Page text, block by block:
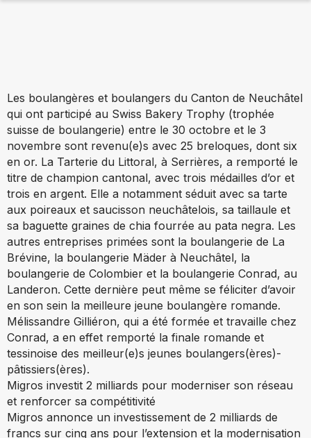
Les boulangères et boulangers du Canton de Neuchâtel
qui ont participé au Swiss Bakery Trophy (trophée
suisse de boulangerie) entre le 30 octobre et le 3
novembre sont revenu(e)s avec 25 breloques, dont six
en or. La Tarterie du Littoral, à Serrières, a remporté le
titre de champion cantonal, avec trois médailles d’or et
trois en argent. Elle a notamment séduit avec sa tarte
aux poireaux et saucisson neuchâtelois, sa taillaule et
sa baguette graines de chia fourrée au pata negra. Les
autres entreprises primées sont la boulangerie de La
Brévine, la boulangerie Mäder à Neuchâtel, la
boulangerie de Colombier et la boulangerie Conrad, au
Landeron. Cette dernière peut même se féliciter d’avoir
en son sein la meilleure jeune boulangère romande.
Mélissandre Gilliéron, qui a été formée et travaille chez
Conrad, a en effet remporté la finale romande et
tessinoise des meilleur(e)s jeunes boulangers(ères)-
pâtissiers(ères).
Migros investit 2 milliards pour moderniser son réseau
et renforcer sa compétitivité
Migros annonce un investissement de 2 milliards de
francs sur cinq ans pour l’extension et la modernisation